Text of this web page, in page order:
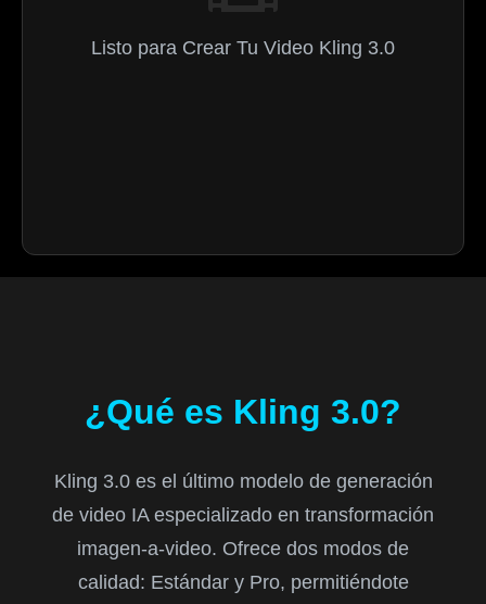
Listo para Crear Tu Video Kling 3.0
¿Qué es Kling 3.0?
Kling 3.0 es el último modelo de generación
de video IA especializado en transformación
imagen-a-video. Ofrece dos modos de
calidad: Estándar y Pro, permitiéndote